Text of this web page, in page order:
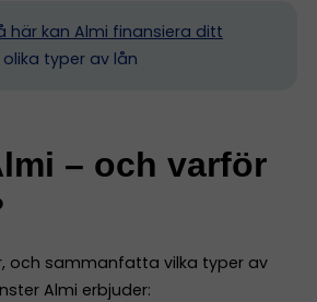
här kan Almi finansiera ditt
typer av lån
– och varför
och sammanfatta vilka typer av
Almi erbjuder: